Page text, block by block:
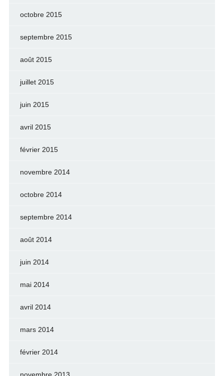
octobre 2015
septembre 2015
août 2015
juillet 2015
juin 2015
avril 2015
février 2015
novembre 2014
octobre 2014
septembre 2014
août 2014
juin 2014
mai 2014
avril 2014
mars 2014
février 2014